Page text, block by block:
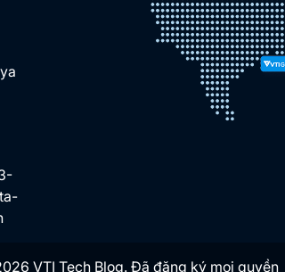
VTI Tech Blog. Đã đăng ký mọi quyền